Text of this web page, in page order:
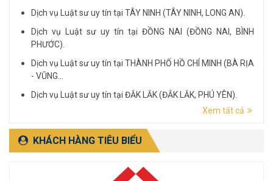
Dịch vụ Luật sư uy tín tại TÂY NINH (TÂY NINH, LONG AN).
Dịch vụ Luật sư uy tín tại ĐỒNG NAI (ĐỒNG NAI, BÌNH
PHƯỚC).
Dịch vụ Luật sư uy tín tại THÀNH PHỐ HỒ CHÍ MINH (BÀ RỊA
- VŨNG...
Dịch vụ Luật sư uy tín tại ĐẮK LẮK (ĐẮK LẮK, PHÚ YÊN).
Dịch vụ Luật sư uy tín tại LÂM ĐỒNG (LÂM ĐỒNG, ĐẮK
NÔNG, BÌNH THUẬN).
Xem tất cả
KHÁCH HÀNG TIÊU BIỂU